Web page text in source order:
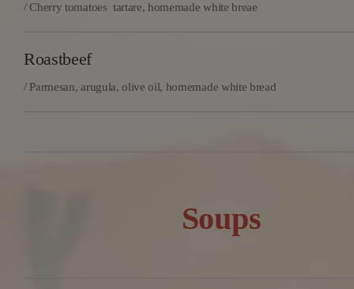
/ Cherry tomatoes tartare, homemade white breae
Roastbeef
/ Parmesan, arugula, olive oil, homemade white bread
Soups